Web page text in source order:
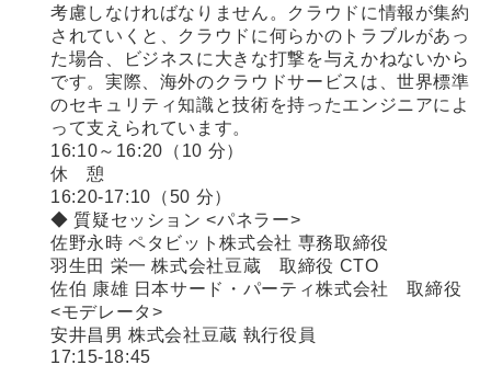
考慮しなければなりません。クラウドに情報が集約
されていくと、クラウドに何らかのトラブルがあっ
た場合、ビジネスに大きな打撃を与えかねないから
です。実際、海外のクラウドサービスは、世界標準
のセキュリティ知識と技術を持ったエンジニアによ
って支えられています。
16:10～16:20（10 分）
休 憩
16:20-17:10（50 分）
◆ 質疑セッション <パネラー>
佐野永時 ペタビット株式会社 専務取締役
羽生田 栄一 株式会社豆蔵 取締役 CTO
佐伯 康雄 日本サード・パーティ株式会社 取締役
<モデレータ>
安井昌男 株式会社豆蔵 執行役員
17:15-18:45